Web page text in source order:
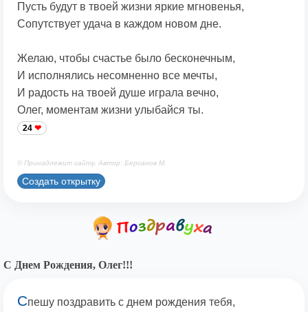
Пусть будут в твоей жизни яркие мгновенья,
Сопутствует удача в каждом новом дне.
Желаю, чтобы счастье было бесконечным,
И исполнялись несомненно все мечты,
И радость на твоей душе играла вечно,
Олег, моментам жизни улыбайся ты.
24
© Принадлежит сайту. Автор: Берсанов М.
Создать открытку
С Днем Рождения, Олег!!!
Спешу поздравить с днем рождения тебя,